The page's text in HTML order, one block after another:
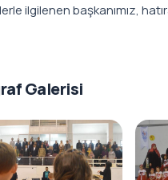
ilgilenen başkanımız,
Galerisi